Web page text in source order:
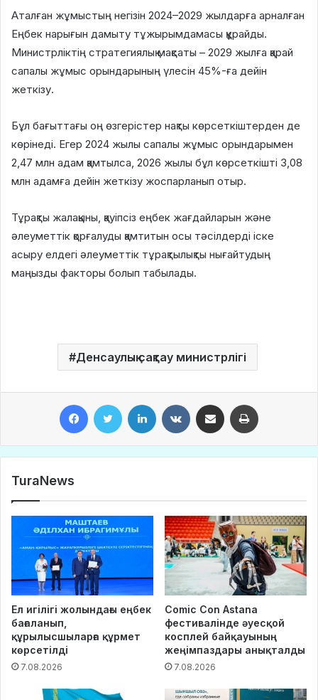
Аталған жұмыстың негізін 2024–2029 жылдарға арналған
Еңбек нарығын дамыту тұжырымдамасы құрайды.
Министрліктің стратегиялық мақсаты – 2029 жылға қарай
сапалы жұмыс орындарының үлесін 45%-ға дейін
жеткізу.
Бұл бағыттағы оң өзгерістер нақты көрсеткіштерден де
көрінеді. Егер 2024 жылы сапалы жұмыс орындарымен
2,47 млн адам қамтылса, 2026 жылы бұл көрсеткішті 3,08
млн адамға дейін жеткізу жоспарланып отыр.
Тұрақты жалақыны, қауіпсіз еңбек жағдайларын және
әлеуметтік қорғалуды қамтитын осы тәсілдерді іске
асыру елдегі әлеуметтік тұрақтылықты нығайтудың
маңызды факторы болып табылады.
Денсаулық сақтау министрлігі
TuraNews
Ел игілігі жолындағы еңбек
бағаланып,
құрылысшыларға құрмет
көрсетілді
7.08.2026
Comic Con Astana
фестивалінде әуесқой
косплей байқауының
жеңімпаздары анықталды
7.08.2026